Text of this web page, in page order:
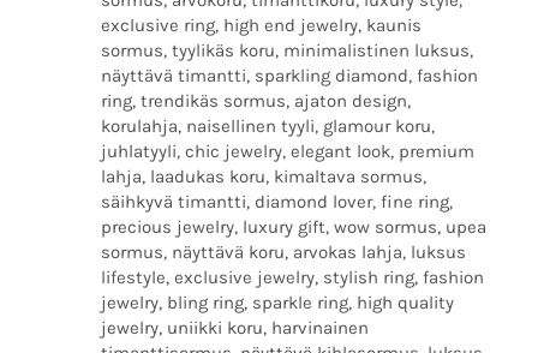
exclusive ring, high end jewelry, kaunis
sormus, tyylikäs koru, minimalistinen luksus,
näyttävä timantti, sparkling diamond, fashion
ring, trendikäs sormus, ajaton design,
korulahja, naisellinen tyyli, glamour koru,
juhlatyyli, chic jewelry, elegant look, premium
lahja, laadukas koru, kimaltava sormus,
säihkyvä timantti, diamond lover, fine ring,
precious jewelry, luxury gift, wow sormus, upea
sormus, näyttävä koru, arvokas lahja, luksus
lifestyle, exclusive jewelry, stylish ring, fashion
jewelry, bling ring, sparkle ring, high quality
jewelry, uniikki koru, harvinainen